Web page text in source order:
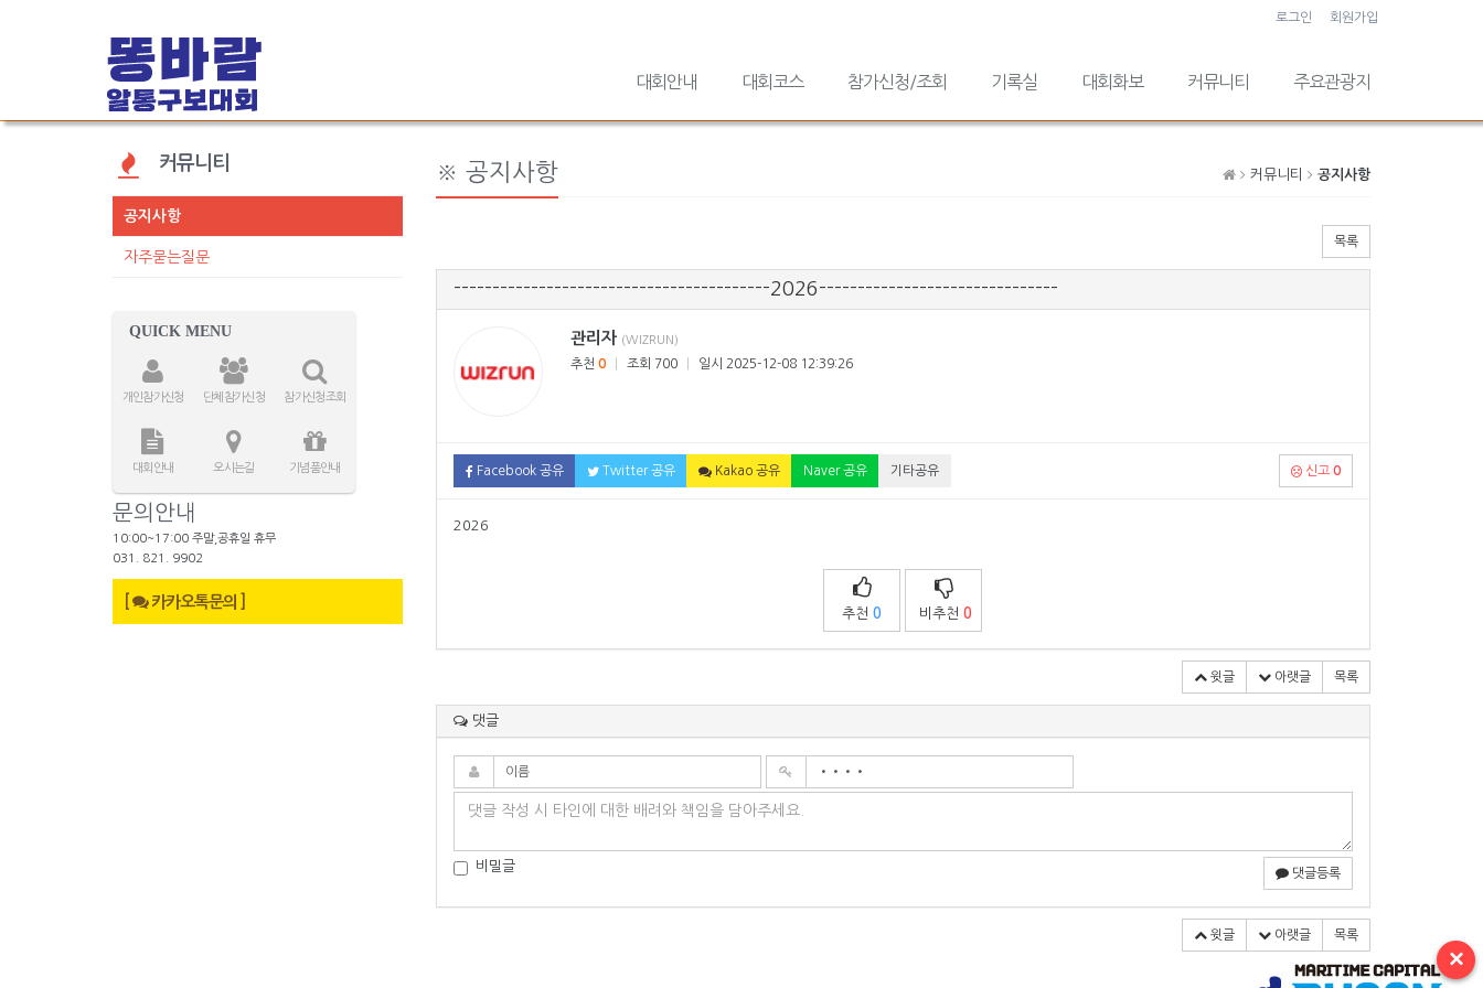
로그인 회원가입
대회안내 대회코스 참가신청/조회 기록실 대회화보 커뮤니티 주요관광지
※ 공지사항 커뮤니티 공지사항
목록
-----------------------------------------2026-------------------------------
관리자 (WIZRUN)
추천 0 조회 700 일시 2025-12-08 12:39:26
Facebook 공유 Twitter 공유 Kakao 공유 Naver 공유 기타공유 신고 0
2026
추천0 비추천0
윗글 아랫글 목록
댓글
비밀글 댓글등록
윗글 아랫글 목록
커뮤니티
공지사항
자주묻는질문
QUICK MENU
개인참가신청 단체참가신청 참가신청조회
대회안내 오시는길 기념품안내
문의안내
10:00~17:00 주말,공휴일 휴무
031. 821. 9902
카카오톡문의 ]
×